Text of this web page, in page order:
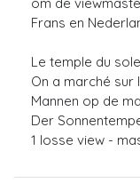
Frans en
Le temple du
On a marché sur
Mannen op de
Der
1 losse view -